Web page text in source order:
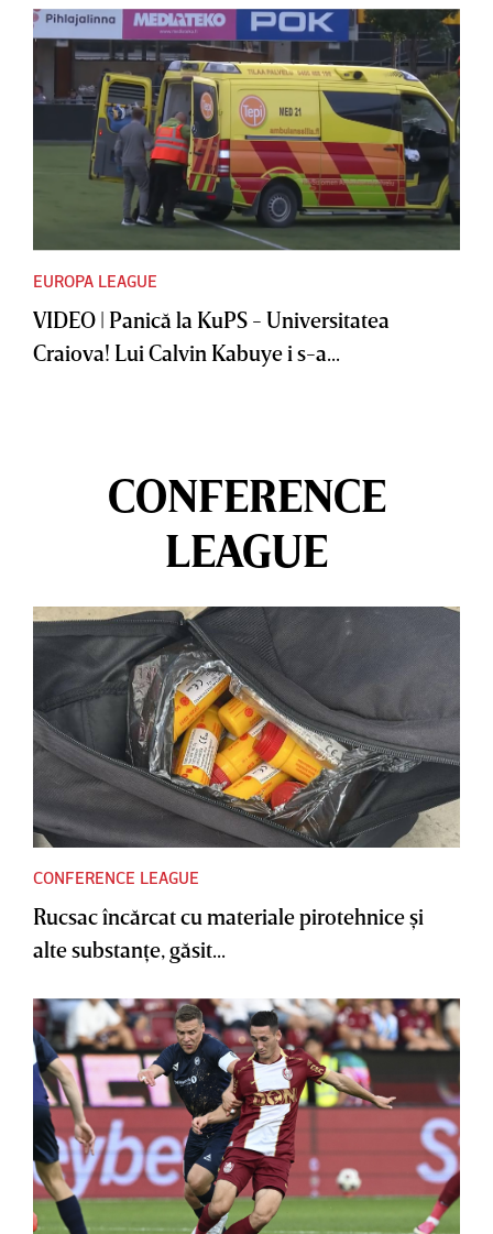
EUROPA LEAGUE
VIDEO | Panică la KuPS - Universitatea
Craiova! Lui Calvin Kabuye i s-a...
CONFERENCE
LEAGUE
CONFERENCE LEAGUE
Rucsac încărcat cu materiale pirotehnice şi
alte substanţe, găsit...